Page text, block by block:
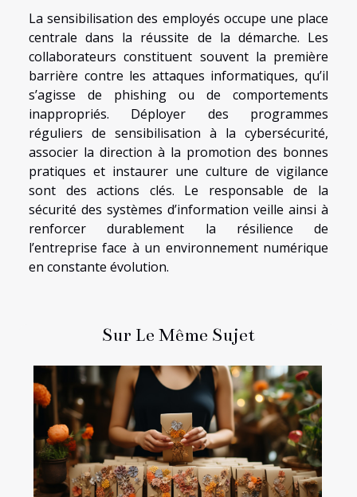
La sensibilisation des employés occupe une place
centrale dans la réussite de la démarche. Les
collaborateurs constituent souvent la première
barrière contre les attaques informatiques, qu’il
s’agisse de phishing ou de comportements
inappropriés. Déployer des programmes
réguliers de sensibilisation à la cybersécurité,
associer la direction à la promotion des bonnes
pratiques et instaurer une culture de vigilance
sont des actions clés. Le responsable de la
sécurité des systèmes d’information veille ainsi à
renforcer durablement la résilience de
l’entreprise face à un environnement numérique
en constante évolution.
Sur Le Même Sujet